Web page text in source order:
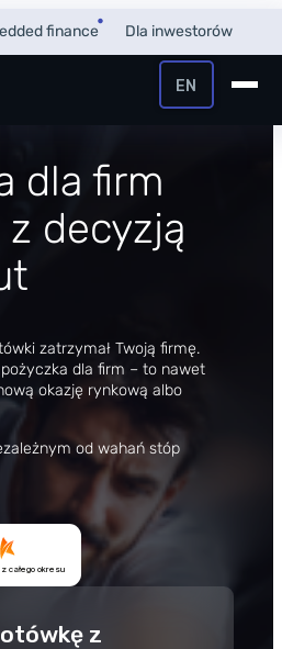
finance Dla inwestorów
EN
dla firm
decyzją
zatrzymał Twoją firmę.
dla firm – to nawet
okazję rynkową albo
od wahań stóp
z całego okresu
z
firm – PragmaCash